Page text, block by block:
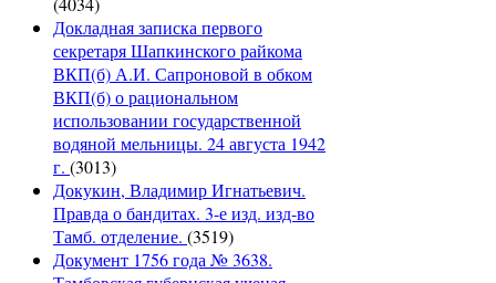
Докладная записка первого
секретаря Шапкинского райкома
ВКП(б) А.И. Сапроновой в обком
ВКП(б) о рациональном
использовании государственной
водяной мельницы. 24 августа 1942
г. (3013)
Докукин, Владимир Игнатьевич.
Правда о бандитах. 3-е изд. изд-во
Тамб. отделение. (3519)
Документ 1756 года № 3638.